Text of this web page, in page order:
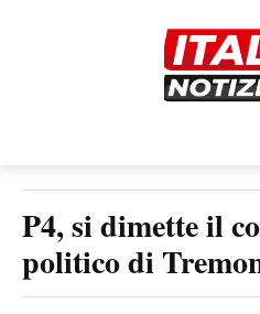
P4, si dimette il
politico di